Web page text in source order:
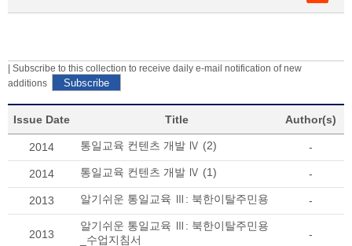
| Subscribe to this collection to receive daily e-mail notification of new
additions
Issue Date Title Author(s)
2014 통일교육 컨텐츠 개발 Ⅳ (2) -
2014 통일교육 컨텐츠 개발 Ⅳ (1) -
2013 알기쉬운 통일교육 Ⅲ: 북한이탈주민용 -
2013
알기쉬운 통일교육 Ⅲ: 북한이탈주민용
_수업지침서
-